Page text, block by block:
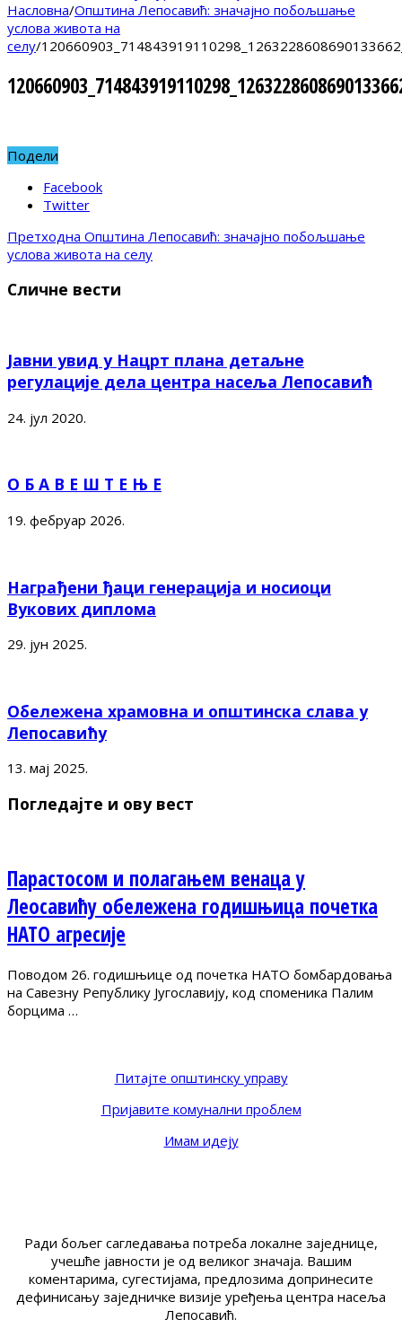
Насловна/Општина Лепосавић: значајно побољшање
услова живота на
селу/
Подели
Facebook
Twitter
Претходна Општина Лепосавић: значајно побољшање
услова живота на селу
Сличне вести
Јавни увид у Нацрт плана детаљне
регулације дела центра насеља Лепосавић
24. јул 2020.
О Б А В Е Ш Т Е Њ Е
19. фебруар 2026.
Награђени ђаци генерација и носиоци
Вукових диплома
29. јун 2025.
Обележена храмовна и општинска слава у
Лепосавићу
13. мај 2025.
Погледајте и ову вест
Парастосом и полагањем венаца у
Леосавићу обележена годишњица почетка
НАТО агресије
Поводом 26. годишњице од почетка НАТО бомбардовања
на Савезну Републику Југославију, код споменика Палим
борцима …
Питајте општинску управу
Пријавите комунални проблем
Имам идеју
Ради бољег сагледавања потреба локалне заједнице,
учешће јавности је од великог значаја. Вашим
коментарима, сугестијама, предлозима допринесите
дефинисању заједничке визије уређења центра насеља
Лепосавић.